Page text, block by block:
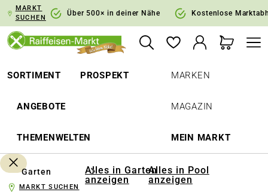
Zur Hauptnavigation springen
MARKT
SUCHEN
Über 500× in deiner Nähe Kostenlose
SORTIMENT PROSPEKT
ANGEBOTE
THEMENWELTEN
MARKEN
MAGAZIN
MEIN MARKT
Garten
Alles in Garten
anzeigen
Alles in Pool
anzeigen
MARKT SUCHEN